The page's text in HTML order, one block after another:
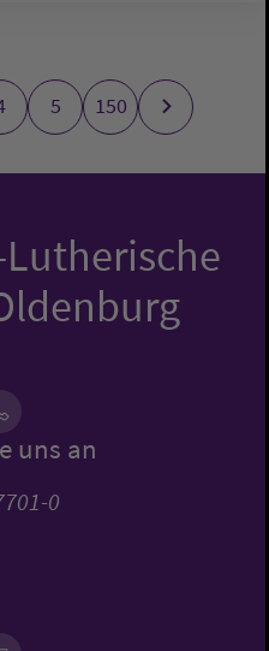
5 150
uns an
0